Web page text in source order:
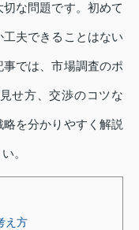
な問題です。初めて
夫できることはない
では、市場調査のポ
せ方、交渉のコツな
を分かりやすく解説
。
え方